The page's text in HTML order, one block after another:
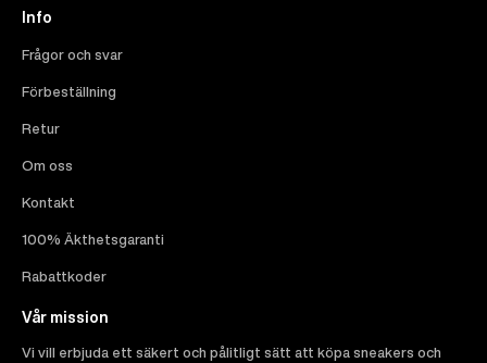
Info
Frågor och svar
Förbeställning
Retur
Om oss
Kontakt
100% Äkthetsgaranti
Rabattkoder
Vår mission
Vi vill erbjuda ett säkert och pålitligt sätt att köpa sneakers och